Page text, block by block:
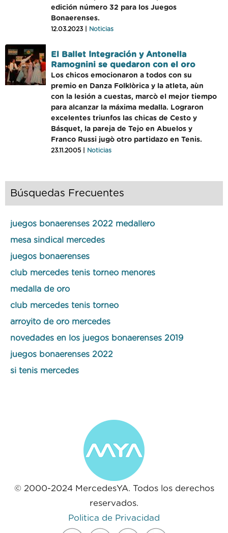
edición número 32 para los Juegos
Bonaerenses.
12.03.2023 | Noticias
El Ballet Integración y Antonella
Ramognini se quedaron con el oro
Los chicos emocionaron a todos con su
premio en Danza Folklòrica y la atleta, aùn
con la lesión a cuestas, marcò el mejor tiempo
para alcanzar la máxima medalla. Lograron
excelentes triunfos las chicas de Cesto y
Básquet, la pareja de Tejo en Abuelos y
Franco Russi jugò otro partidazo en Tenis.
23.11.2005 | Noticias
Búsquedas Frecuentes
juegos bonaerenses 2022 medallero
mesa sindical mercedes
juegos bonaerenses
club mercedes tenis torneo menores
medalla de oro
club mercedes tenis torneo
arroyito de oro mercedes
novedades en los juegos bonaerenses 2019
juegos bonaerenses 2022
si tenis mercedes
© 2000-2024 MercedesYA. Todos los derechos
reservados.
Politica de Privacidad